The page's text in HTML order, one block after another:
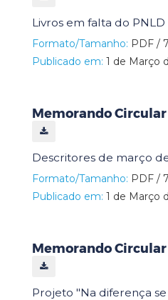
Livros em falta do PNLD
Formato/Tamanho: PDF /
Publicado em: 1 de Março
Memorando Circular
Descritores de março
Formato/Tamanho: PDF /
Publicado em: 1 de Março
Memorando Circular
Projeto "Na diferença